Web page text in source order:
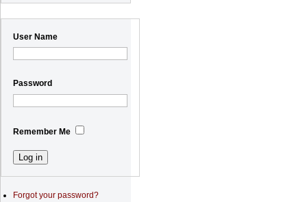
User Name
Password
Remember Me
Forgot your password?